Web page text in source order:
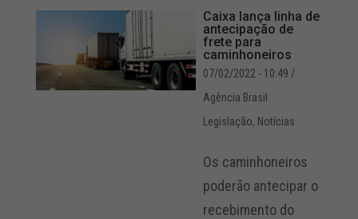
Caixa lança linha de
antecipação de
frete para
caminhoneiros
07/02/2022 - 10:49 /
Agência Brasil
Legislação, Notícias
Os caminhoneiros
poderão antecipar o
recebimento do